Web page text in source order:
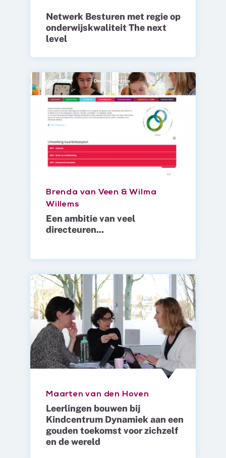
Netwerk Besturen met regie op
onderwijskwaliteit The next
level
Brenda van Veen & Wilma
Willems
Een ambitie van veel
directeuren...
Maarten van den Hoven
Leerlingen bouwen bij
Kindcentrum Dynamiek aan een
gouden toekomst voor zichzelf
en de wereld